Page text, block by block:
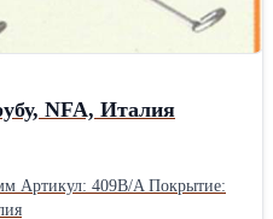
NFA, Италия